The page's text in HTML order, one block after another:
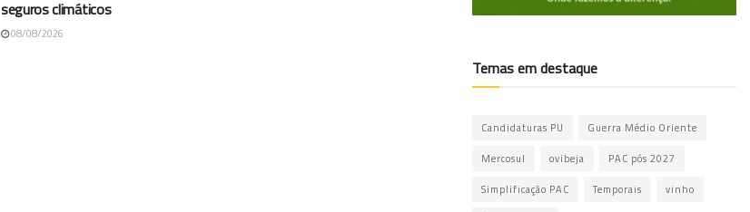
seguros climáticos
08/08/2026
Temas em destaque
Candidaturas PU Guerra Médio Oriente
Mercosul ovibeja PAC pós 2027
Simplificação PAC Temporais vinho